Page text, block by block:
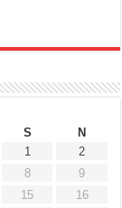
S
N
1
2
8
9
15
16